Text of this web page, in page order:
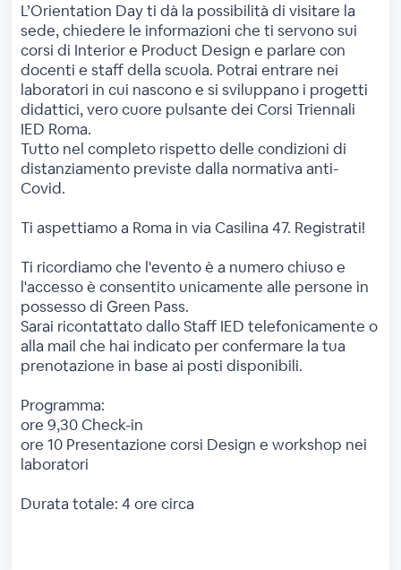
L’Orientation Day ti dà la possibilità di visitare la
sede, chiedere le informazioni che ti servono sui
corsi di Interior e Product Design e parlare con
docenti e staff della scuola. Potrai entrare nei
laboratori in cui nascono e si sviluppano i progetti
didattici, vero cuore pulsante dei Corsi Triennali
IED Roma.
Tutto nel completo rispetto delle condizioni di
distanziamento previste dalla normativa anti-
Covid.
Ti aspettiamo a Roma in via Casilina 47. Registrati!
Ti ricordiamo che l'evento è a numero chiuso e
l'accesso è consentito unicamente alle persone in
possesso di Green Pass.
Sarai ricontattato dallo Staff IED telefonicamente o
alla mail che hai indicato per confermare la tua
prenotazione in base ai posti disponibili.
Programma:
ore 9,30 Check-in
ore 10 Presentazione corsi Design e workshop nei
laboratori
Durata totale: 4 ore circa